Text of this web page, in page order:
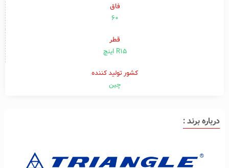
فاق
۶۰
قطر
R15 اینچ
کشور تولید کننده
چین
درباره برند :